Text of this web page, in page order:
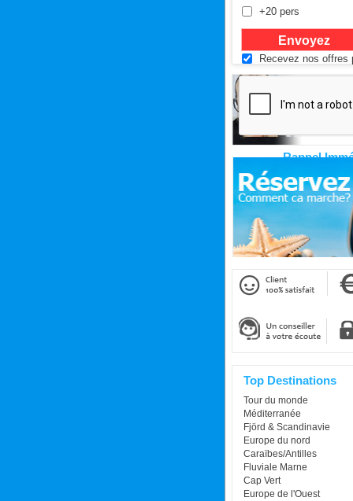
+20 pers
Recevez nos offres
Rappel
Top Destinations
Tour du monde
Méditerranée
Fjörd & Scandinavie
Europe du nord
Caraïbes/Antilles
Fluviale Marne
Cap Vert
Europe de l'Ouest